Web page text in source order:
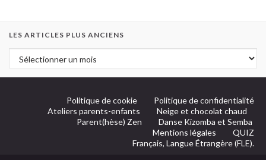
LES ARTICLES PLUS ANCIENS
Politique de cookie
Politique de confidentialité
Ateliers parents-enfants
Neige et chocolat chaud
Parent(hèse) Zen
Danse Kizomba et Semba
Mentions légales
QUIZ
Français, Langue Étrangère (FLE).